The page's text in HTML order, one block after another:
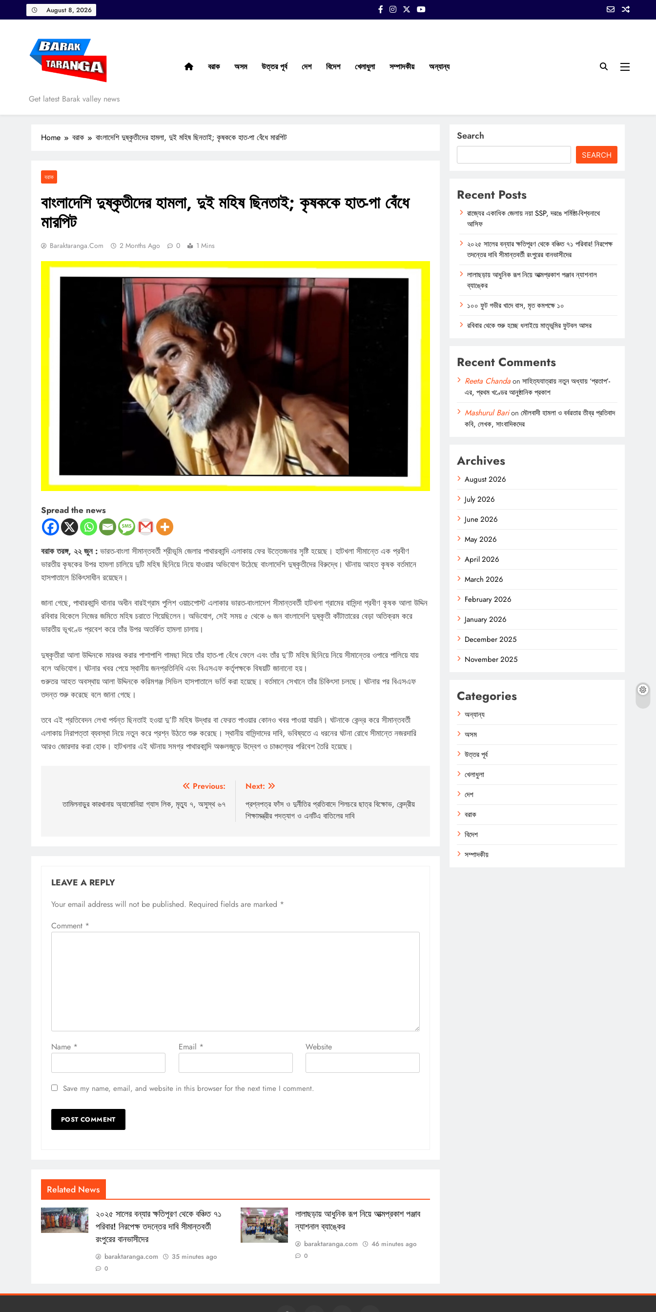
to
August 8, 2026
Barak Taranga
Get latest Barak valley news
বরাক অসম উত্তর পূর্ব দেশ বিদেশ খেলাধুলা সম্পাদকীয় অন্যান্য
Home বরাক বাংলাদেশি দুষ্কৃতীদের হামলা, দুই মহিষ ছিনতাই; কৃষককে হাত-পা বেঁধে মারপিট
বরাক
বাংলাদেশি দুষ্কৃতীদের হামলা, দুই মহিষ ছিনতাই; কৃষককে হাত-পা বেঁধে
মারপিট
Baraktaranga.com 2 Months Ago 0 1 Mins
Spread the news
বরাক তরঙ্গ, ২২ জুন : ভারত-বাংলা সীমান্তবর্তী শ্রীভূমি জেলার পাথারকান্দি এলাকায় ফের উত্তেজনার সৃষ্টি হয়েছে। হাটখলা সীমান্তে এক প্রবীণ
ভারতীয় কৃষকের উপর হামলা চালিয়ে দুটি মহিষ ছিনিয়ে নিয়ে যাওয়ার অভিযোগ উঠেছে বাংলাদেশি দুষ্কৃতীদের বিরুদ্ধে। ঘটনায় আহত কৃষক বর্তমানে
হাসপাতালে চিকিৎসাধীন রয়েছেন।
জানা গেছে, পাথারকান্দি থানার অধীন বারইগ্রাম পুলিশ ওয়াচপোস্ট এলাকার ভারত-বাংলাদেশ সীমান্তবর্তী হাটখলা গ্রামের বাসিন্দা প্রবীণ কৃষক আলা উদ্দিন
রবিবার বিকেলে নিজের জমিতে মহিষ চরাতে গিয়েছিলেন। অভিযোগ, সেই সময় ৫ থেকে ৬ জন বাংলাদেশি দুষ্কৃতী কাঁটাতারের বেড়া অতিক্রম করে
ভারতীয় ভূখণ্ডে প্রবেশ করে তাঁর উপর অতর্কিত হামলা চালায়।
দুষ্কৃতীরা আলা উদ্দিনকে মারধর করার পাশাপাশি গামছা দিয়ে তাঁর হাত-পা বেঁধে ফেলে এবং তাঁর দু’টি মহিষ ছিনিয়ে নিয়ে সীমান্তের ওপারে পালিয়ে যায়
বলে অভিযোগ। ঘটনার খবর পেয়ে স্থানীয় জনপ্রতিনিধি এবং বিএসএফ কর্তৃপক্ষকে বিষয়টি জানানো হয়।
গুরুতর আহত অবস্থায় আলা উদ্দিনকে করিমগঞ্জ সিভিল হাসপাতালে ভর্তি করা হয়েছে। বর্তমানে সেখানে তাঁর চিকিৎসা চলছে। ঘটনার পর বিএসএফ
তদন্ত শুরু করেছে বলে জানা গেছে।
তবে এই প্রতিবেদন লেখা পর্যন্ত ছিনতাই হওয়া দু’টি মহিষ উদ্ধার বা ফেরত পাওয়ার কোনও খবর পাওয়া যায়নি। ঘটনাকে কেন্দ্র করে সীমান্তবর্তী
এলাকায় নিরাপত্তা ব্যবস্থা নিয়ে নতুন করে প্রশ্ন উঠতে শুরু করেছে। স্থানীয় বাসিন্দাদের দাবি, ভবিষ্যতে এ ধরনের ঘটনা রোধে সীমান্তে নজরদারি
আরও জোরদার করা হোক। হাটখলার এই ঘটনায় সমগ্র পাথারকান্দি অঞ্চলজুড়ে উদ্বেগ ও চাঞ্চল্যের পরিবেশ তৈরি হয়েছে।
navigation
Previous:
তামিলনাড়ুর কারখানায় অ্যামোনিয়া গ্যাস লিক, মৃত্যু ৭, অসুস্থ ৬৭
Next:
প্রশ্নপত্র ফাঁস ও দুর্নীতির প্রতিবাদে শিলচরে ছাত্র বিক্ষোভ, কেন্দ্রীয়
শিক্ষামন্ত্রীর পদত্যাগ ও এনটিএ বাতিলের দাবি
LEAVE A REPLY
Your email address will not be published. Required fields are marked *
Comment *
Name * Email * Website
Save my name, email, and website in this browser for the next time I comment.
Related News
২০২৫ সালের বন্যার ক্ষতিপূরণ থেকে বঞ্চিত ৭১
পরিবার! নিরপেক্ষ তদন্তের দাবি সীমান্তবর্তী
রংপুরের বানভাসীদের
baraktaranga.com 35 minutes ago
0
লালাছড়ায় আধুনিক রূপ নিয়ে আত্মপ্রকাশ পঞ্জাব
ন্যাশনাল ব্যাঙ্কের
baraktaranga.com 46 minutes ago
0
Search
SEARCH
Recent Posts
রাজ্যের একাধিক জেলায় নয়া SSP, দরঙে শর্মিষ্ঠা-বিশ্বনাথে
আসিফ
২০২৫ সালের বন্যার ক্ষতিপূরণ থেকে বঞ্চিত ৭১ পরিবার! নিরপেক্ষ
তদন্তের দাবি সীমান্তবর্তী রংপুরের বানভাসীদের
লালাছড়ায় আধুনিক রূপ নিয়ে আত্মপ্রকাশ পঞ্জাব ন্যাশনাল
ব্যাঙ্কের
১০০ ফুট গভীর খাদে বাস, মৃত কমপক্ষে ১০
রবিবার থেকে শুরু হচ্ছে ধলাইয়ে মাতৃভূমির ফুটবল আসর
Recent Comments
Reeta Chandaonসাহিত্যযাত্রায় নতুন অধ্যায় ‘প্রতাপ’-
এর, প্রথম খণ্ডের আনুষ্ঠানিক প্রকাশ
Mashurul Barionমৌলবাদী হামলা ও বর্বরতার তীব্র প্রতিবাদ
কবি, লেখক, সাংবাদিকদের
Archives
August 2026
July 2026
June 2026
May 2026
April 2026
March 2026
February 2026
January 2026
December 2025
November 2025
Categories
অন্যান্য
অসম
উত্তর পূর্ব
খেলাধুলা
দেশ
বরাক
বিদেশ
সম্পাদকীয়